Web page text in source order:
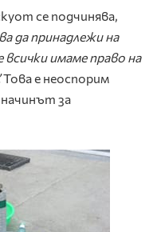
се подчинява,
да принадлежи на
имаме право на
Това е неоспорим
за